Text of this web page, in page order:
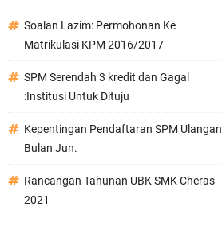
Soalan Lazim: Permohonan Ke
Matrikulasi KPM 2016/2017
SPM Serendah 3 kredit dan Gagal
:Institusi Untuk Dituju
Kepentingan Pendaftaran SPM Ulangan
Bulan Jun.
Rancangan Tahunan UBK SMK Cheras
2021